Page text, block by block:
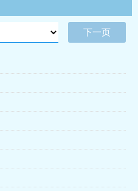
发现，所谓的，竟是天庭设下
江欣欣并肩作战。郎清歌高举
物，也非魔族棋子，从今往
不公，我一定要亲手打破！”
下一页